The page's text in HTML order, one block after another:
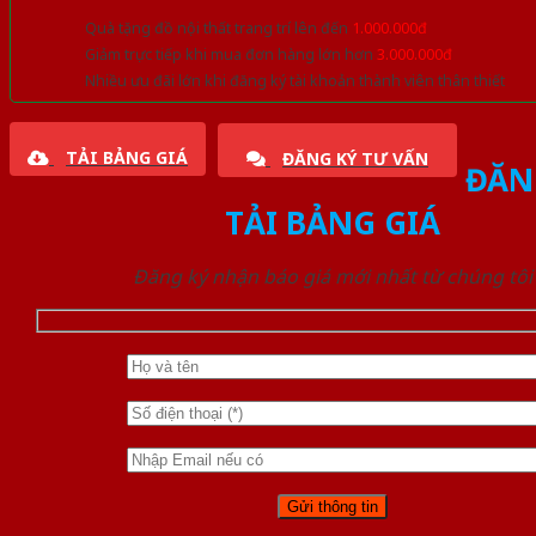
Quà tặng đồ nội thất trang trí lên đến 1.000.000đ
Giảm trực tiếp khi mua đơn hàng lớn hơn 3.000.000đ
Nhiều ưu đãi lớn khi đăng ký tài khoản thành viên thân thiết
TẢI BẢNG GIÁ ĐĂNG KÝ TƯ VẤN
TẢI BẢNG GIÁ
Đăng ký nhận báo giá mới nhất từ chúng tôi